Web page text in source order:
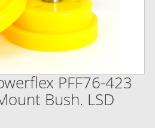
PFF76-423
Bush. LSD